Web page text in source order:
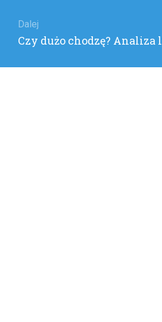
Dalej
Następny
Czy dużo chodzę?